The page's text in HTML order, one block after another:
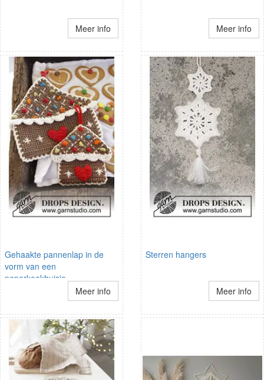
Meer info Meer info
Gehaakte pannenlap in de
vorm van een
peperkoekhuisje
Meer info
Sterren hangers
Meer info